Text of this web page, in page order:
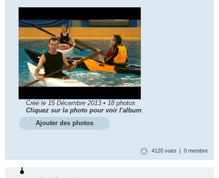
Créé le 15 Décembre 2013 • 18 photos
Cliquez sur la photo pour voir l'album
Ajouter des photos
4120 vues | 0 membre